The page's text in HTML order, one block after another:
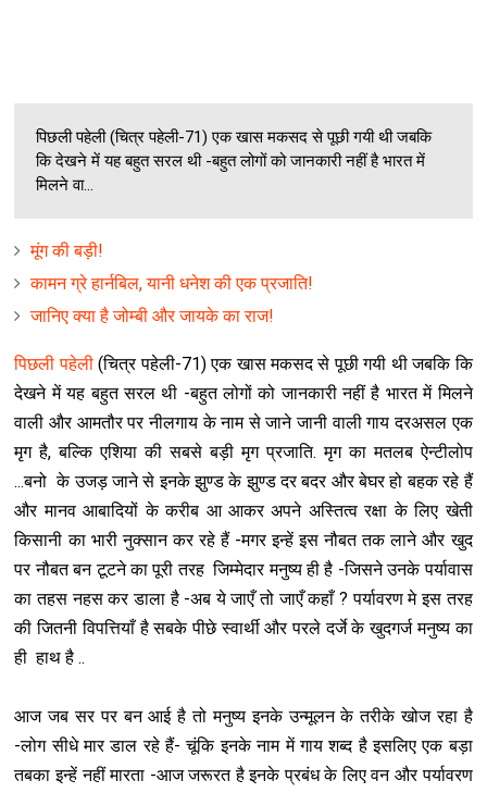
पिछली पहेली (चित्र पहेली-71) एक खास मकसद से पूछी गयी थी जबकि
कि देखने में यह बहुत सरल थी -बहुत लोगों को जानकारी नहीं है भारत में
मिलने वा...
मूंग की बड़ी!
कामन ग्रे हार्नबिल, यानी धनेश की एक प्रजाति!
जानिए क्या है जोम्बी और जायके का राज!
पिछली पहेली(चित्र पहेली-71) एक खास मकसद से पूछी गयी थी जबकि कि
देखने में यह बहुत सरल थी -बहुत लोगों को जानकारी नहीं है भारत में मिलने
वाली और आमतौर पर नीलगाय के नाम से जाने जानी वाली गाय दरअसल एक
मृग है, बल्कि एशिया की सबसे बड़ी मृग प्रजाति. मृग का मतलब ऐन्टीलोप
...बनो के उजड़ जाने से इनके झुण्ड के झुण्ड दर बदर और बेघर हो बहक रहे हैं
और मानव आबादियों के करीब आ आकर अपने अस्तित्व रक्षा के लिए खेती
किसानी का भारी नुक्सान कर रहे हैं -मगर इन्हें इस नौबत तक लाने और खुद
पर नौबत बन टूटने का पूरी तरह जिम्मेदार मनुष्य ही है -जिसने उनके पर्यावास
का तहस नहस कर डाला है -अब ये जाएँ तो जाएँ कहाँ ? पर्यावरण मे इस तरह
की जितनी विपत्तियाँ है सबके पीछे स्वार्थी और परले दर्जे के खुदगर्ज मनुष्य का
ही हाथ है ..
आज जब सर पर बन आई है तो मनुष्य इनके उन्मूलन के तरीके खोज रहा है
-लोग सीधे मार डाल रहे हैं- चूंकि इनके नाम में गाय शब्द है इसलिए एक बड़ा
तबका इन्हें नहीं मारता -आज जरूरत है इनके प्रबंध के लिए वन और पर्यावरण